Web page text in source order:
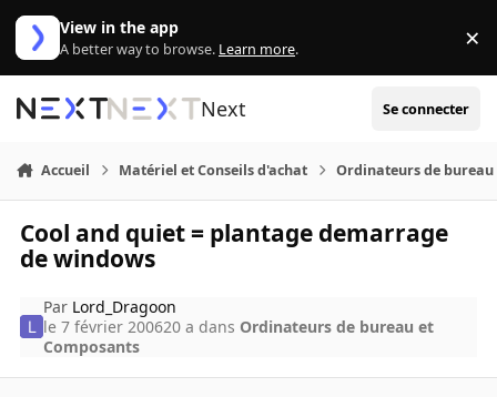
Aller au contenu
View in the app
A better way to browse. Learn more. ×
Next Se connecter
Accueil Matériel et Conseils d'achat Ordinateurs de bureau
Cool and quiet = plantage demarrage
de windows
Par Lord_Dragoon
le 7 février 200620 a dans Ordinateurs de bureau et
Composants